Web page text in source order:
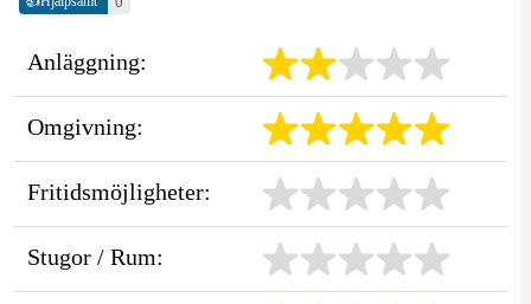
Anläggning:
Omgivning:
Fritidsmöjligheter:
Stugor / Rum: